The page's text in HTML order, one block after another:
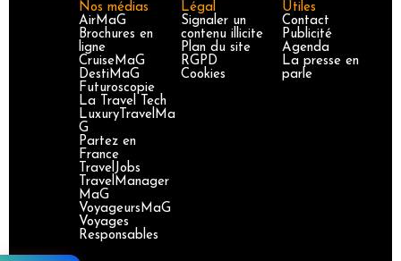
Nos médias
AirMaG
Brochures en
ligne
CruiseMaG
DestiMaG
Futuroscopie
La Travel Tech
LuxuryTravelMa
G
Partez en
France
TravelJobs
TravelManager
MaG
VoyageursMaG
Voyages
Responsables
Légal
Signaler un
contenu illicite
Plan du site
RGPD
Cookies
Utiles
Contact
Publicité
Agenda
La presse en
parle